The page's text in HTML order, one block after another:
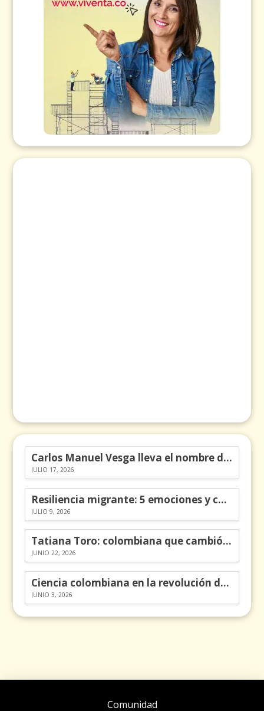
Carlos Manuel Vesga lleva el nombre de Colombia a los Emmy
JULIO 17, 2026
Resiliencia migrante: 5 emociones y cómo gestionarlas
JULIO 9, 2026
Tatiana Toro: colombiana que cambió la historia de las matemáticas
JUNIO 22, 2026
Ciencia colombiana en la revolución de los órganos en chips
JUNIO 3, 2026
Comunidad